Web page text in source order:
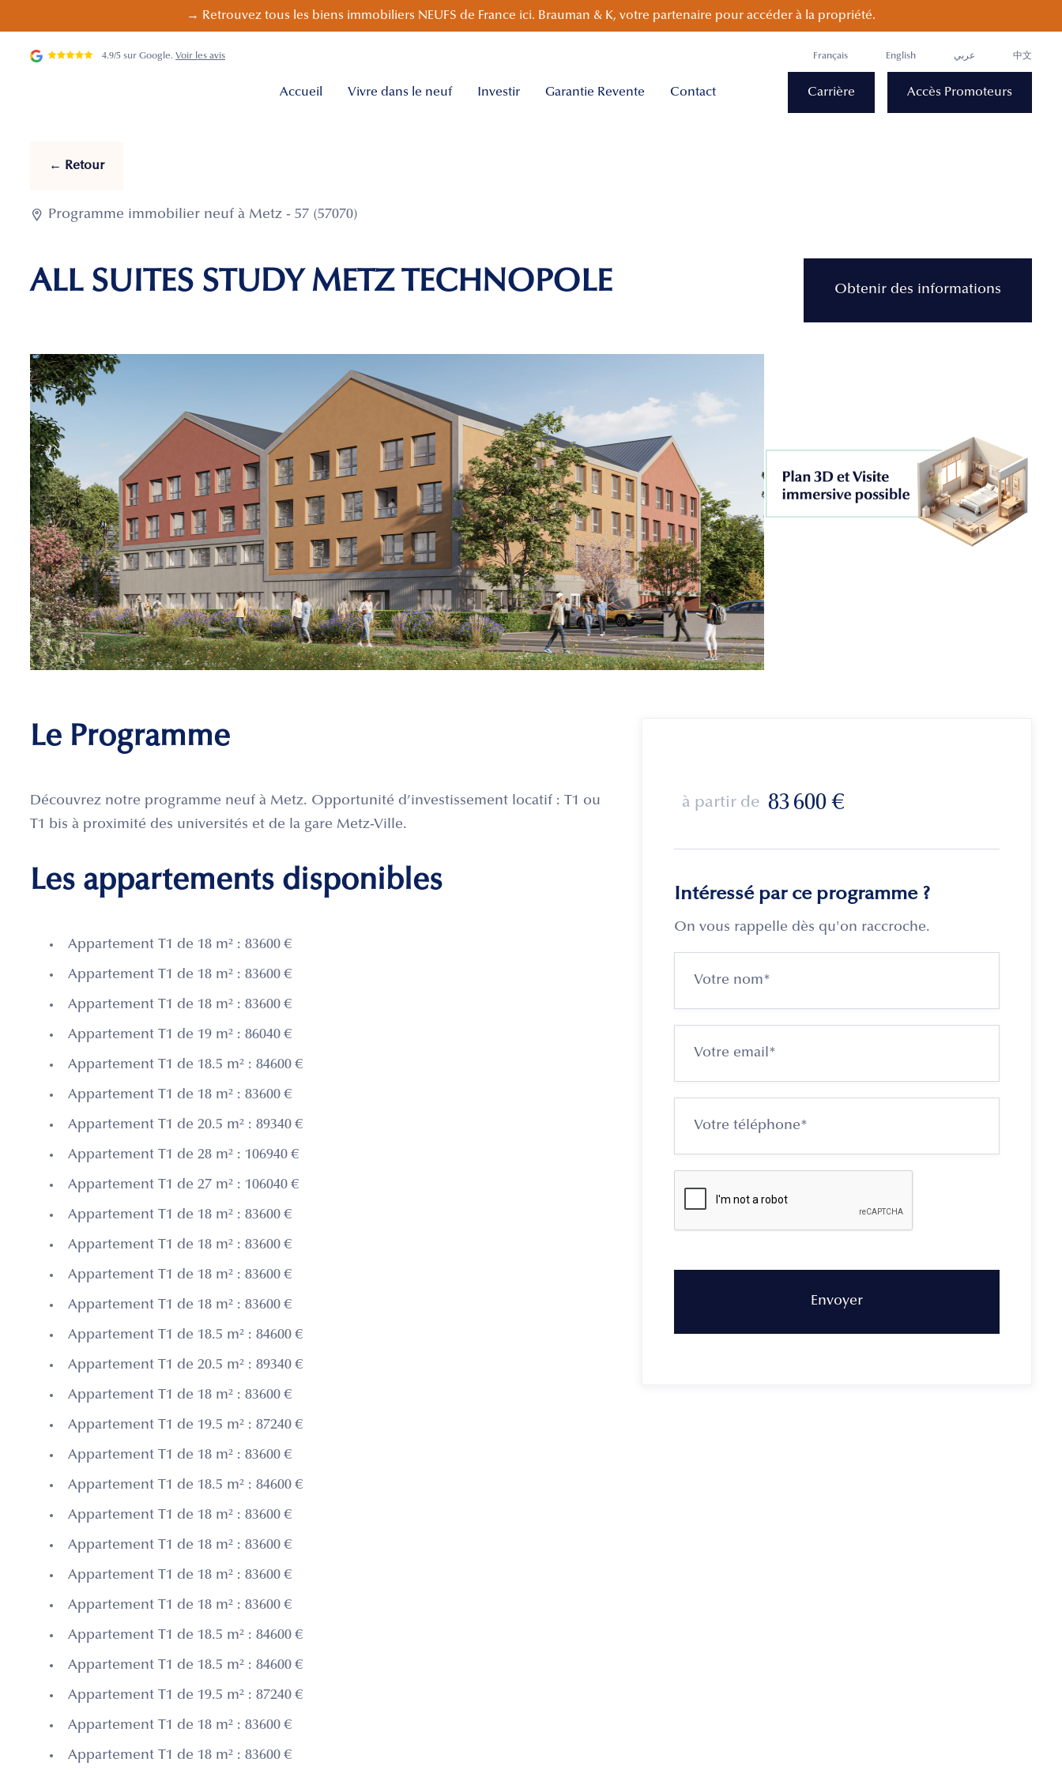
→ Retrouvez tous les biens immobiliers NEUFS de France ici. Brauman & K, votre partenaire pour accéder à la propriété.
4.9/5 sur Google. Voir les avis Français English عربي 中文
Accueil Vivre dans le neuf Investir Garantie Revente Contact Carrière Accès Promoteurs
← Retour
 Programme immobilier neuf à Metz - 57 (57070)
ALL SUITES STUDY METZ TECHNOPOLE Obtenir des informations
Le Programme
Découvrez notre programme neuf à Metz. Opportunité d’investissement locatif : T1 ou
T1 bis à proximité des universités et de la gare Metz-Ville.
Les appartements disponibles
Appartement T1 de 18 m² : 83600 €
Appartement T1 de 18 m² : 83600 €
Appartement T1 de 18 m² : 83600 €
Appartement T1 de 19 m² : 86040 €
Appartement T1 de 18.5 m² : 84600 €
Appartement T1 de 18 m² : 83600 €
Appartement T1 de 20.5 m² : 89340 €
Appartement T1 de 28 m² : 106940 €
Appartement T1 de 27 m² : 106040 €
Appartement T1 de 18 m² : 83600 €
Appartement T1 de 18 m² : 83600 €
Appartement T1 de 18 m² : 83600 €
Appartement T1 de 18 m² : 83600 €
Appartement T1 de 18.5 m² : 84600 €
Appartement T1 de 20.5 m² : 89340 €
Appartement T1 de 18 m² : 83600 €
Appartement T1 de 19.5 m² : 87240 €
Appartement T1 de 18 m² : 83600 €
Appartement T1 de 18.5 m² : 84600 €
Appartement T1 de 18 m² : 83600 €
Appartement T1 de 18 m² : 83600 €
Appartement T1 de 18 m² : 83600 €
Appartement T1 de 18 m² : 83600 €
Appartement T1 de 18.5 m² : 84600 €
Appartement T1 de 18.5 m² : 84600 €
Appartement T1 de 19.5 m² : 87240 €
Appartement T1 de 18 m² : 83600 €
Appartement T1 de 18 m² : 83600 €
à partir de 83 600 €
Intéressé par ce programme ?
On vous rappelle dès qu'on raccroche.